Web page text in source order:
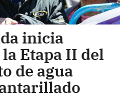
inicia
Etapa II del
de agua